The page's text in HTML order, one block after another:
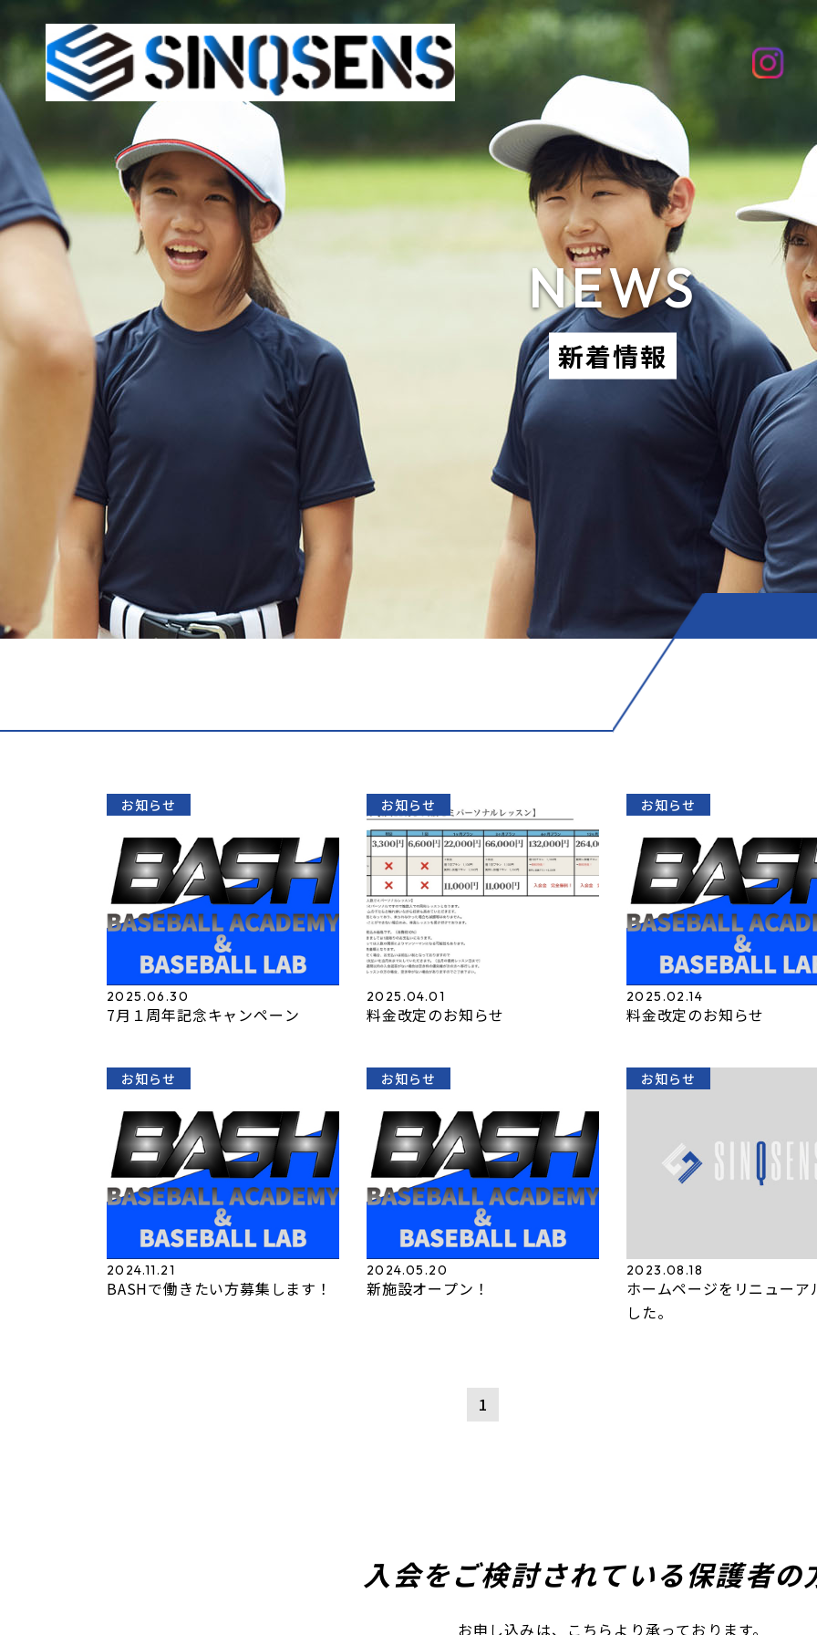
NEWS
新着情報
お知らせ
2025.06.30
7月１周年記念キャンペーン
お知らせ
2025.04.01
料金改定のお知らせ
お知らせ
2025.02.14
料金改定のお知らせ
お知らせ
2024.11.21
BASHで働きたい方募集します！
お知らせ
2024.05.20
新施設オープン！
お知らせ
2023.08.18
ホームページをリニューア
した。
1
入会をご検討されている保護者の
お申し込みは、こちらより承っております。